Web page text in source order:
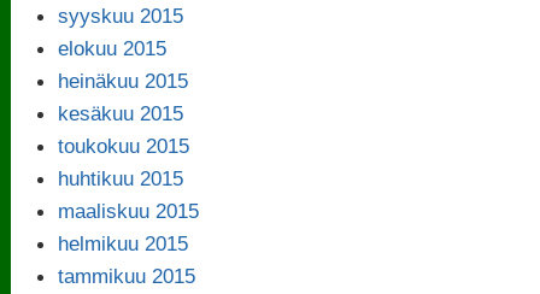
syyskuu 2015
elokuu 2015
heinäkuu 2015
kesäkuu 2015
toukokuu 2015
huhtikuu 2015
maaliskuu 2015
helmikuu 2015
tammikuu 2015